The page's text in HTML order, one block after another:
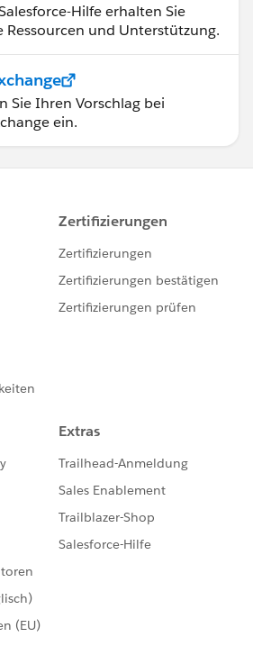
Hilfe erhalten Sie
Ressourcen und Unterstützung.
Sie Ihren Vorschlag bei
ein.